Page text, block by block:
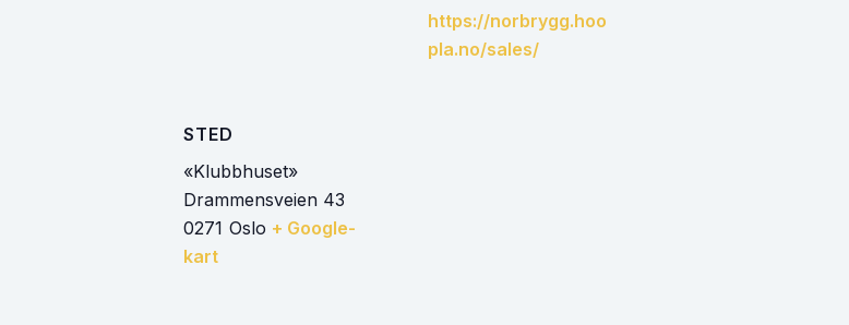
https://norbrygg.hoo
pla.no/sales/
STED
«Klubbhuset»
Drammensveien 43
Oslo
0271
+ Google-
kart